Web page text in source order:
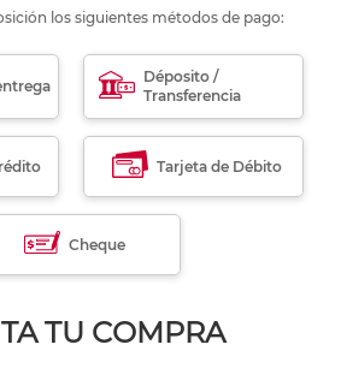
los siguientes métodos de pago:
Déposito /
Transferencia
Tarjeta de Débito
Cheque
TU COMPRA